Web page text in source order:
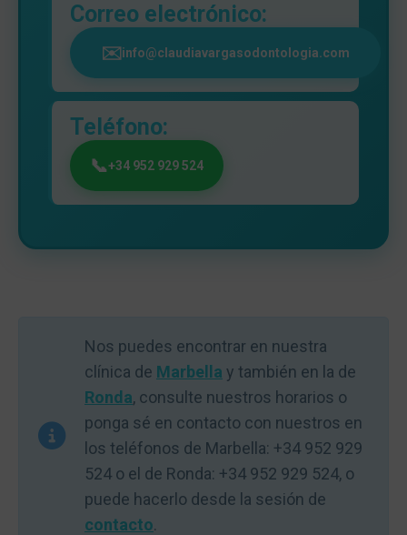
Correo electrónico:
info@claudiavargasodontologia.com
Teléfono:
+34 952 929 524
Nos puedes encontrar en nuestra
clínica de Marbella y también en la de
Ronda, consulte nuestros horarios o
ponga sé en contacto con nuestros en
los teléfonos de Marbella: +34 952 929
524 o el de Ronda: +34 952 929 524, o
puede hacerlo desde la sesión de
contacto.